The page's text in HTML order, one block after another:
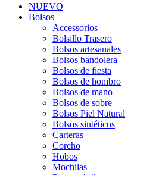
NUEVO
Bolsos
Accessorios
Bolsillo Trasero
Bolsos artesanales
Bolsos bandolera
Bolsos de fiesta
Bolsos de hombro
Bolsos de mano
Bolsos de sobre
Bolsos Piel Natural
Bolsos sintéticos
Carteras
Corcho
Hobos
Mochilas